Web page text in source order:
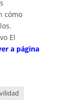
cómo
El
a página